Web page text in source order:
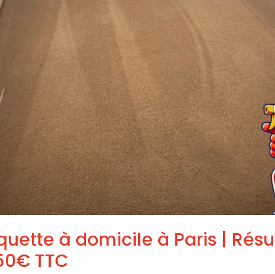
à domicile à Paris |
TTC